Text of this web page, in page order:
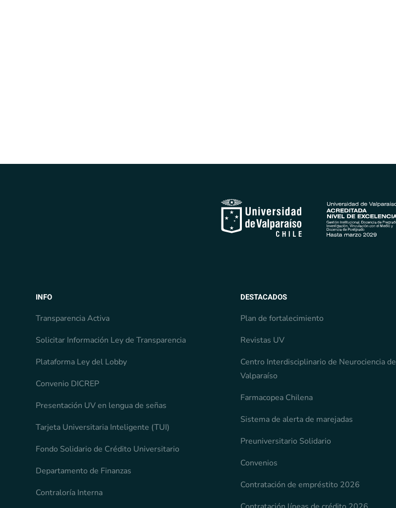
INFO
Transparencia Activa
Solicitar Información Ley de Transparencia
Plataforma Ley del Lobby
Convenio DICREP
Presentación UV en lengua de señas
Tarjeta Universitaria Inteligente (TUI)
Fondo Solidario de Crédito Universitario
Departamento de Finanzas
Contraloría Interna
DESTACADOS
Plan de fortalecimiento
Revistas UV
Centro Interdisciplinario de Neurociencia de
Valparaíso
Farmacopea Chilena
Sistema de alerta de marejadas
Preuniversitario Solidario
Convenios
Contratación de empréstito 2026